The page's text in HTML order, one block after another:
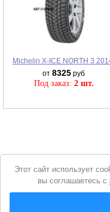
Michelin X-ICE NORTH 3
от8325 руб
Под заказ: 2 шт.
© 2026 Интернет магазин
Вся представленная на сайте
Уведомление
cookie
Этот сайт использует
вы соглашаетесь с